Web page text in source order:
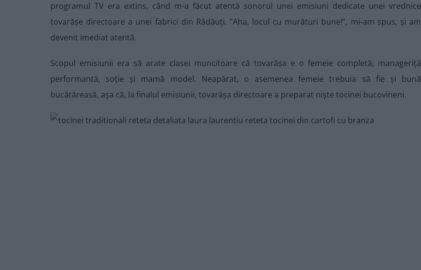
programul TV era extins, când m-a făcut atentă sonorul unei emisiuni dedicate unei vrednice
tovarășe directoare a unei fabrici din Rădăuți. ”Aha, locul cu murături bune!”, mi-am spus, și am
devenit imediat atentă.
Scopul emisiunii era să arate clasei muncitoare că tovarășa e o femeie completă, manageriță
performantă, soție și mamă model. Neapărat, o asemenea femeie trebuia să fie și bună
bucătăreasă, așa că, la finalul emisiunii, tovarășa directoare a preparat niște tocinei bucovineni.